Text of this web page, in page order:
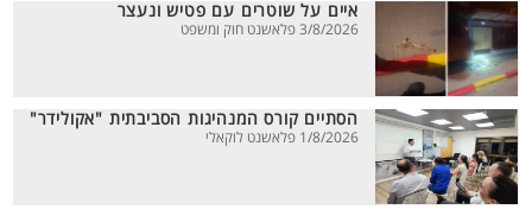
איים על שוטרים עם פטיש ונעצר
3/8/2026 פלאשנט חוק ומשפט
הסתיים קורס המנהיגות הסביבתית "אקולידר"
1/8/2026 פלאשנט לוקאלי